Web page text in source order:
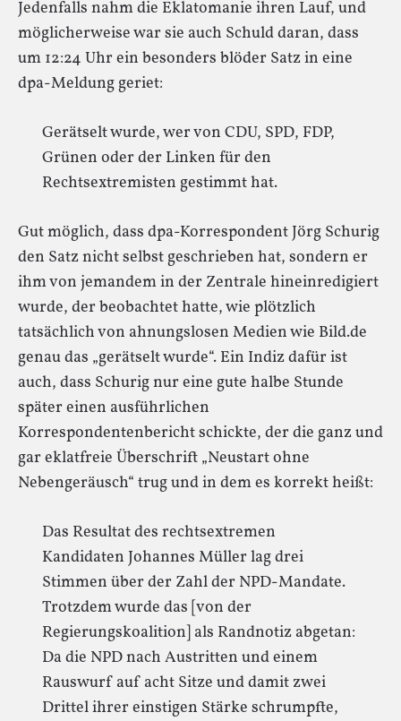
Jedenfalls nahm die Eklatomanie ihren Lauf, und
möglicherweise war sie auch Schuld daran, dass
um 12:24 Uhr ein besonders blöder Satz in eine
dpa-Meldung geriet:
Gerätselt wurde, wer von CDU, SPD, FDP,
Grünen oder der Linken für den
Rechtsextremisten gestimmt hat.
Gut möglich, dass dpa-Korrespondent Jörg Schurig
den Satz nicht selbst geschrieben hat, sondern er
ihm von jemandem in der Zentrale hineinredigiert
wurde, der beobachtet hatte, wie plötzlich
tatsächlich von ahnungslosen Medien wie Bild.de
genau das „gerätselt wurde“. Ein Indiz dafür ist
auch, dass Schurig nur eine gute halbe Stunde
später einen ausführlichen
Korrespondentenbericht schickte, der die ganz und
gar eklatfreie Überschrift „Neustart ohne
Nebengeräusch“ trug und in dem es korrekt heißt:
Das Resultat des rechtsextremen
Kandidaten Johannes Müller lag drei
Stimmen über der Zahl der NPD-Mandate.
Trotzdem wurde das [von der
Regierungskoalition] als Randnotiz abgetan:
Da die NPD nach Austritten und einem
Rauswurf auf acht Sitze und damit zwei
Drittel ihrer einstigen Stärke schrumpfte,